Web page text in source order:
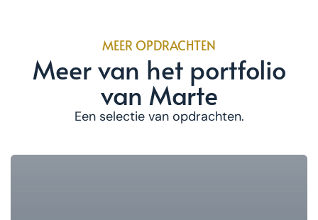
MEER OPDRACHTEN
Meer van het portfolio
van Marte
Een selectie van opdrachten.